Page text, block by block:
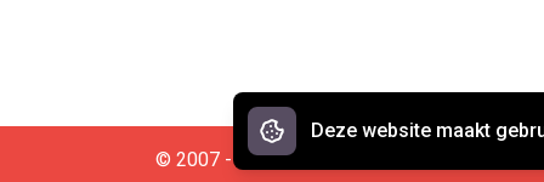
© 2007 - 2026 Spreekwoorden.nl
Deze website maakt